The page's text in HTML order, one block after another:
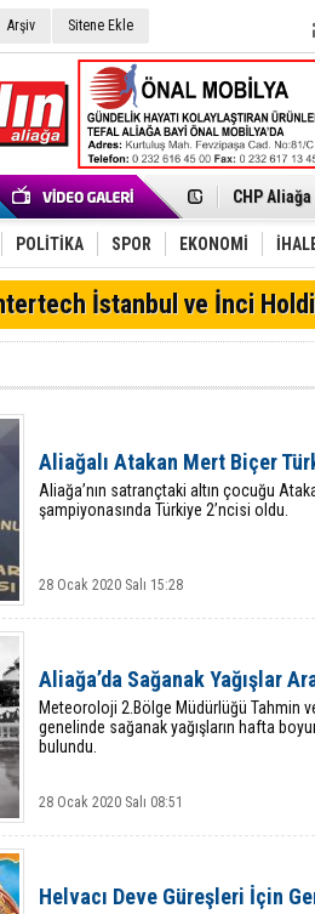
Arşiv Sitene Ekle
İzmir'in
Çağrısı
Onat
Menemen
Aliağa'da
Furkan
Chp
AK Parti
Alto,
Chp
POLİTİKA SPOR EKONOMİ
İstanbul ve İnci
Aliağalı Atakan Mert Biçer
Aliağa’nın satrançtaki altın çocuğu
şampiyonasında Türkiye 2’ncisi oldu.
28 Ocak 2020 Salı 15:28
Aliağa’da Sağanak Yağışlar
Meteoroloji 2.Bölge Müdürlüğü Tahmin
genelinde sağanak yağışların hafta
bulundu.
28 Ocak 2020 Salı 08:51
Helvacı Deve Güreşleri İçin